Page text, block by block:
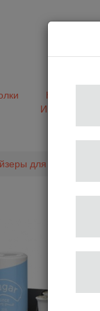
Кофе&Чай
Ингредиенты
для стаканов и